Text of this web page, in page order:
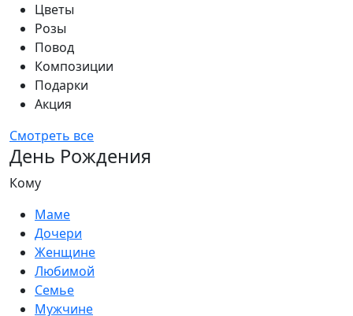
Цветы
Розы
Повод
Композиции
Подарки
Акция
Смотреть все
День Рождения
Кому
Маме
Дочери
Женщине
Любимой
Семье
Мужчине